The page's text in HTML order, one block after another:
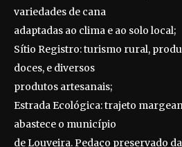
variedades de cana
adaptadas ao clima e ao solo local;
Sítio Registro: turismo rural,
doces, e diversos
produtos artesanais;
Estrada Ecológica: trajeto
abastece o município
de Louveira. Pedaço preservado